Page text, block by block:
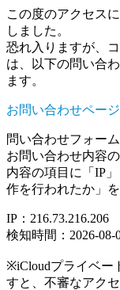
この度のアクセス
しました。
恐れ入りますが、
は、以下の問い合
ます。
お問い合わせペー
問い合わせフォー
お問い合わせ内容
内容の項目に「IP
作を行われたか」を
IP：216.73.216.206
検知時間：2026-08-
※iCloudプライベー
すと、不審なアク